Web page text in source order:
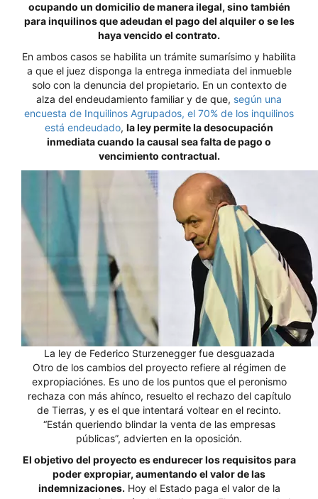
ocupando un domicilio de manera ilegal, sino también
para inquilinos que adeudan el pago del alquiler o se les
haya vencido el contrato.
En ambos casos se habilita un trámite sumarísimo y habilita
a que el juez disponga la entrega inmediata del inmueble
solo con la denuncia del propietario. En un contexto de
alza del endeudamiento familiar y de que, según una
encuesta de Inquilinos Agrupados, el 70% de los inquilinos
está endeudado, la ley permite la desocupación
inmediata cuando la causal sea falta de pago o
vencimiento contractual.
La ley de Federico Sturzenegger fue desguazada
Otro de los cambios del proyecto refiere al régimen de
expropiaciónes. Es uno de los puntos que el peronismo
rechaza con más ahínco, resuelto el rechazo del capítulo
de Tierras, y es el que intentará voltear en el recinto.
“Están queriendo blindar la venta de las empresas
públicas”, advierten en la oposición.
El objetivo del proyecto es endurecer los requisitos para
poder expropiar, aumentando el valor de las
indemnizaciones. Hoy el Estado paga el valor de la